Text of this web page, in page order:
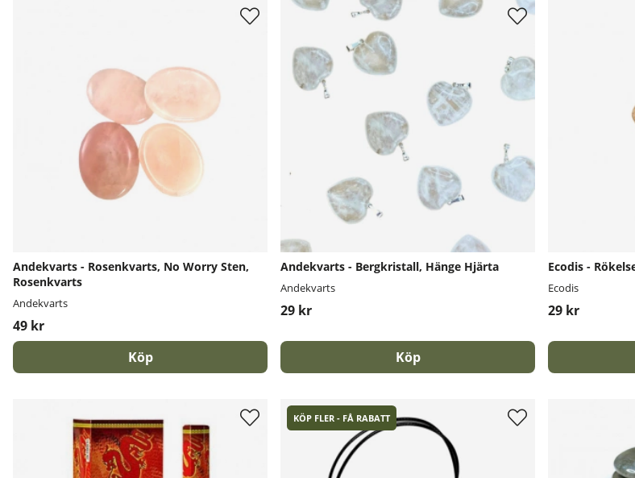
Andekvarts - Rosenkvarts, No Worry Sten,
Rosenkvarts
Andekvarts
49 kr
Köp
Andekvarts - Bergkristall, Hänge Hjärta
Andekvarts
29 kr
Köp
Ecodis -
Ecodis
29 kr
KÖP FLER - FÅ RABATT